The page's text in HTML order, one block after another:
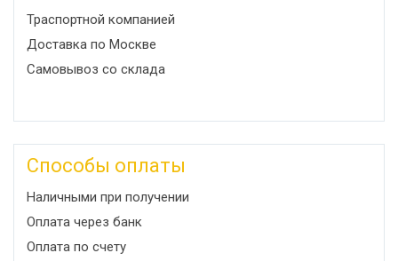
Траспортной компанией
Доставка по Москве
Самовывоз со склада
Способы оплаты
Наличными при получении
Оплата через банк
Оплата по счету